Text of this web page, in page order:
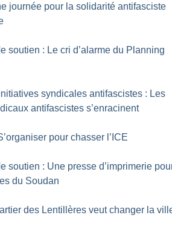
journée pour la solidarité antifasciste
soutien : Le cri d’alarme du Planning
syndicales antifascistes : Les
antifascistes s’enracinent
pour chasser l’ICE
soutien : Une presse d’imprimerie
du Soudan
des Lentillères veut changer la